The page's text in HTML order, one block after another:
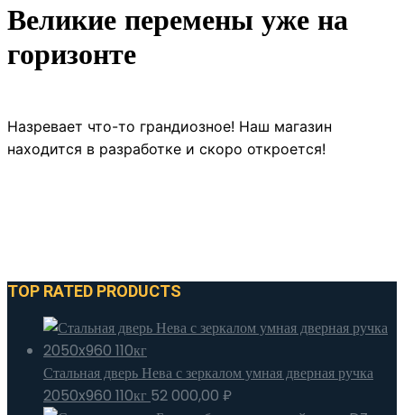
Великие перемены уже на
горизонте
Назревает что-то грандиозное! Наш магазин
находится в разработке и скоро откроется!
TOP RATED PRODUCTS
Стальная дверь Нева с зеркалом умная дверная ручка
2050x960 110кг 52 000,00 ₽